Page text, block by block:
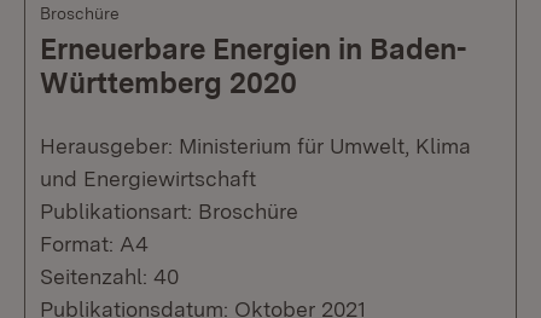
Broschüre
Erneuerbare Energien in Baden-
Württemberg 2020
Herausgeber: Ministerium für Umwelt, Klima
und Energiewirtschaft
Publikationsart: Broschüre
Format: A4
Seitenzahl: 40
Publikationsdatum: Oktober 2021